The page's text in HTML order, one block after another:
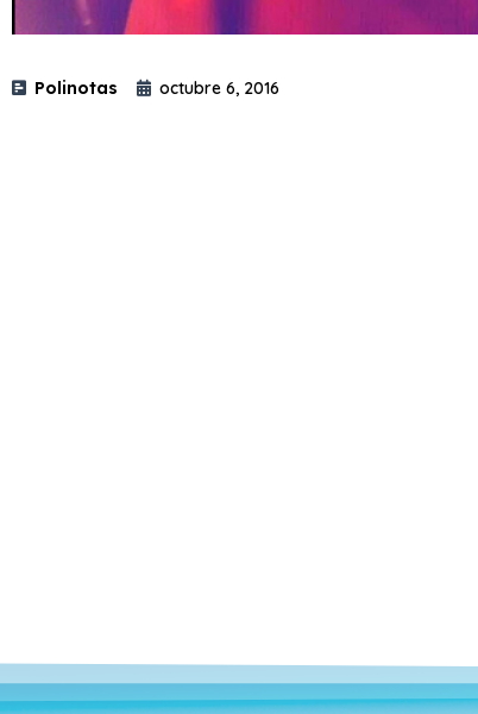
Polinotas octubre 6, 2016